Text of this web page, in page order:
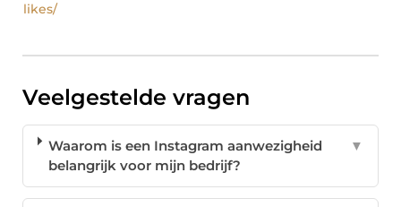
likes/
Veelgestelde vragen
Waarom is een Instagram aanwezigheid
belangrijk voor mijn bedrijf?
▼